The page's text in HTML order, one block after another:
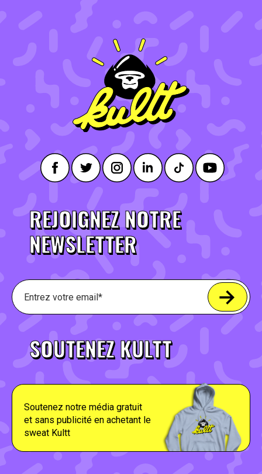
REJOIGNEZ NOTRE
NEWSLETTER
SOUTENEZ KULTT
Soutenez notre média gratuit
et sans publicité en achetant le
sweat Kultt